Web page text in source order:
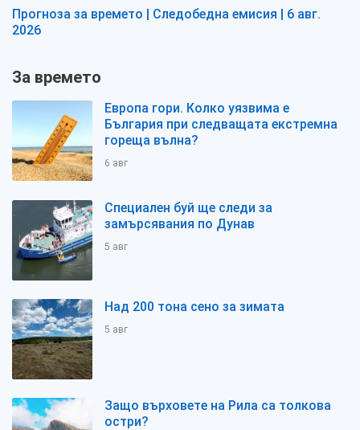
Прогноза за времето | Следобедна емисия | 6 авг.
2026
За времето
Европа гори. Колко уязвима е
България при следващата екстремна
гореща вълна?
6 авг
Специален буй ще следи за
замърсявания по Дунав
5 авг
Над 200 тона сено за зимата
5 авг
Защо върховете на Рила са толкова
остри?